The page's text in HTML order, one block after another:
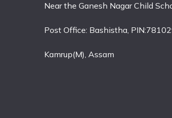
Near the Ganesh Nagar Child
Post Office: Bashistha,
Kamrup(M), Assam